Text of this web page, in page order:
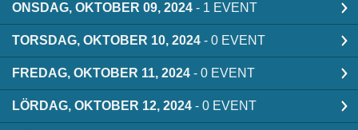
ONSDAG, OKTOBER 09, 2024 - 1 EVENT
TORSDAG, OKTOBER 10, 2024 - 0 EVENT
FREDAG, OKTOBER 11, 2024 - 0 EVENT
LÖRDAG, OKTOBER 12, 2024 - 0 EVENT